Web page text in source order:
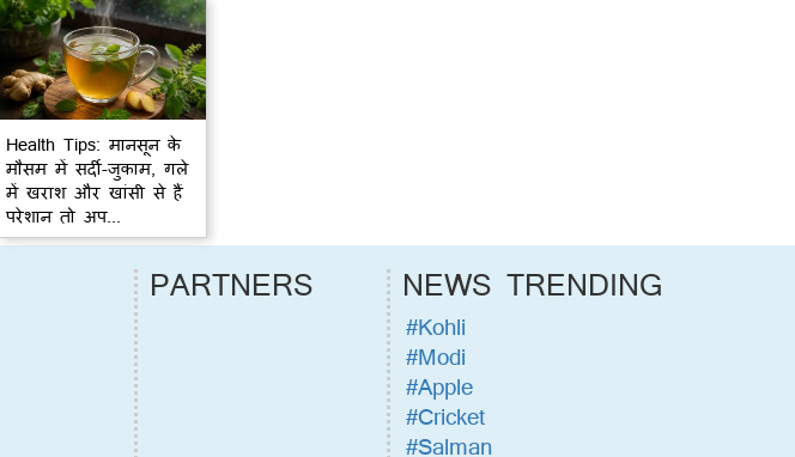
Health Tips: मानसून के
मौसम में सर्दी-जुकाम, गले
में खराश और खांसी से हैं
परेशान तो अप...
PARTNERS NEWS TRENDING
#Kohli
#Modi
#Apple
#Cricket
#Salman